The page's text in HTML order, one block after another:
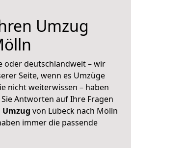
Umzug
oder deutschlandweit – wir
Seite, wenn es Umzüge
nicht weiterwissen – haben
Antworten auf Ihre Fragen
von Lübeck nach Mölln
immer die passende